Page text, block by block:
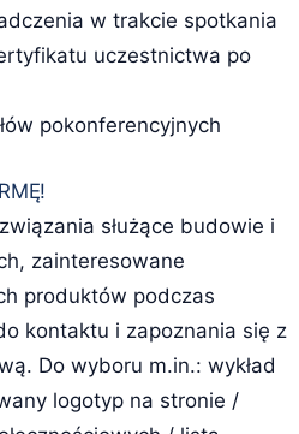
w trakcie spotkania
uczestnictwa po
pokonferencyjnych
służące budowie i
zainteresowane
produktów podczas
kontaktu i zapoznania się z
Do wyboru m.in.: wykład
logotyp na stronie /